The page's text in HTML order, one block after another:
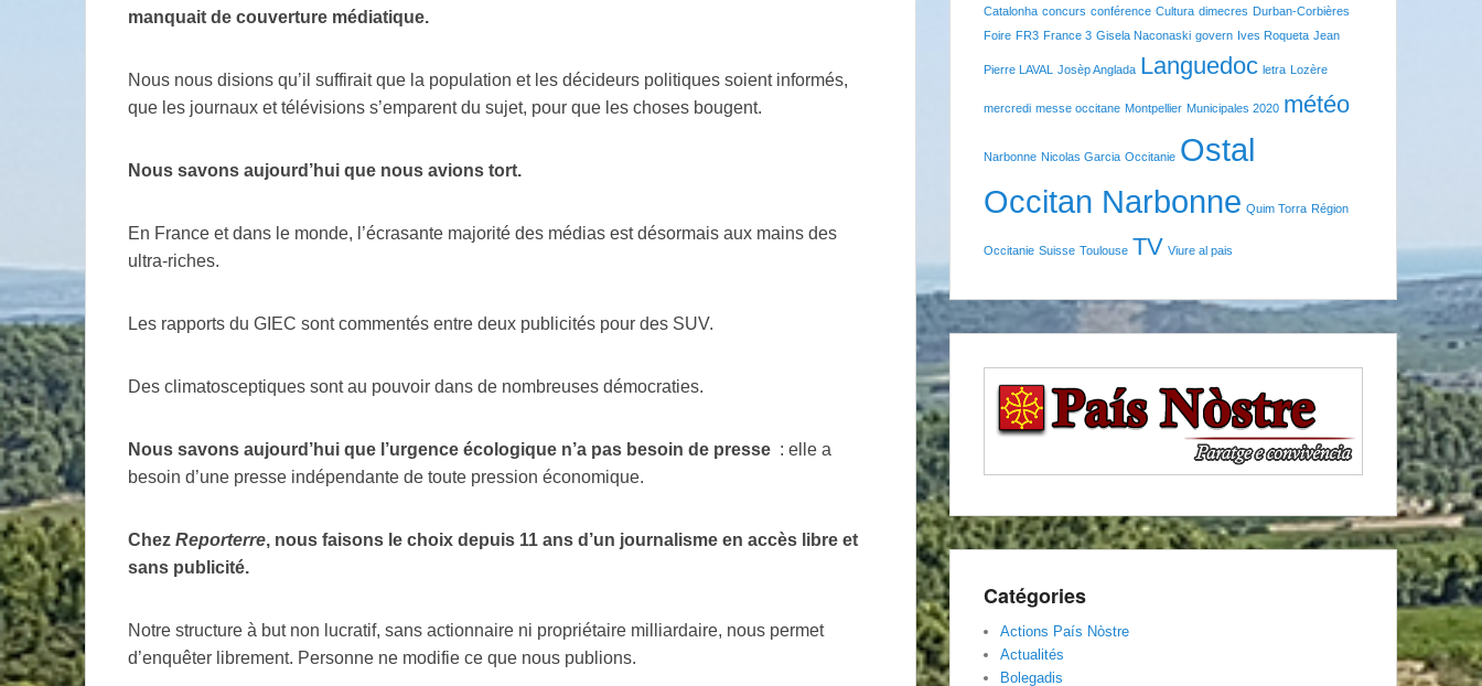
manquait de couverture médiatique.
Nous nous disions qu’il suffirait que la population et les décideurs politiques soient informés,
que les journaux et télévisions s’emparent du sujet, pour que les choses bougent.
Nous savons aujourd’hui que nous avions tort.
En France et dans le monde, l’écrasante majorité des médias est désormais aux mains des
ultra-riches.
Les rapports du GIEC sont commentés entre deux publicités pour des SUV.
Des climatosceptiques sont au pouvoir dans de nombreuses démocraties.
Nous savons aujourd’hui que l’urgence écologique n’a pas besoin de presse : elle a
besoin d’une presse indépendante de toute pression économique.
Chez Reporterre, nous faisons le choix depuis 11 ans d’un journalisme en accès libre et
sans publicité.
Notre structure à but non lucratif, sans actionnaire ni propriétaire milliardaire, nous permet
d’enquêter librement. Personne ne modifie ce que nous publions.
Catalonha concurs conférence Cultura dimecres Durban-Corbières
Foire FR3 France 3 Gisela Naconaski govern Ives Roqueta Jean
Pierre LAVAL Josèp Anglada Languedoc letra Lozère
mercredi messe occitane Montpellier Municipales 2020 météo
Narbonne Nicolas Garcia Occitanie Ostal
Occitan Narbonne Quim Torra Région
Occitanie Suisse Toulouse TV Viure al pais
Catégories
Actions País Nòstre
Actualités
Bolegadis